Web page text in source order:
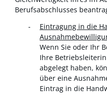
Berufsabschlusses
Eintragung in die
Wenn Sie oder Ihr
Ihre
abgelegt haben,
über eine
Eintrag in die